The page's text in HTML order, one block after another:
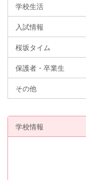
学校生活
入試情報
桜坂タイム
保護者・卒業生
その他
学校情報